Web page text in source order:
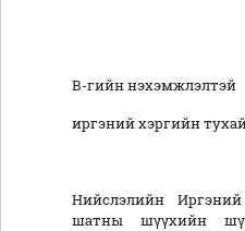
В-гийн нэхэмжлэлтэй
иргэний хэргийн
Нийслэлийн
шатны шүүхийн